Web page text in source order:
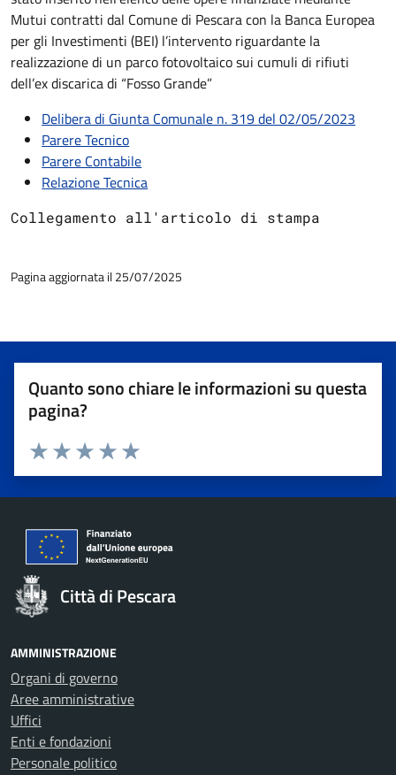
Mutui contratti dal Comune di Pescara con la Banca Europea
per gli Investimenti (BEI) l’intervento riguardante la
realizzazione di un parco fotovoltaico sui cumuli di rifiuti
dell’ex discarica di “Fosso Grande”
Delibera di Giunta Comunale n. 319 del 02/05/2023
Parere Tecnico
Parere Contabile
Relazione Tecnica
Collegamento all'articolo di stampa
Pagina aggiornata il 25/07/2025
Quanto sono chiare le informazioni su questa
pagina?
Valuta 5 stelle su 5
Valuta 4 stelle su 5
Valuta 3 stelle su 5
Valuta 2 stelle su 5
Valuta 1 stelle su 5
Città di Pescara
AMMINISTRAZIONE
Organi di governo
Aree amministrative
Uffici
Enti e fondazioni
Personale politico